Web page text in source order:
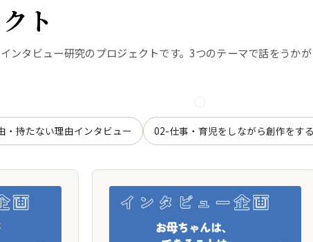
ト
ンタビュー研究のプロジェクトです。3つのテーマで話をうか
・持たない理由インタビュー 02-仕事・育児をしながら創作をす